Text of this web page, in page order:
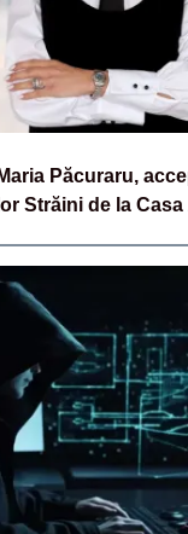
Păcuraru,
Străini de la Casa